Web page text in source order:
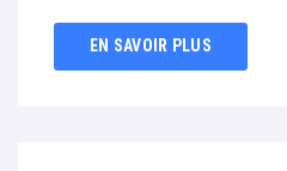
EN SAVOIR PLUS